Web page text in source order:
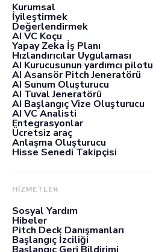
Kurumsal
İyileştirmek
Değerlendirmek
AI VC Koçu
Yapay Zeka İş Planı
Hızlandırıcılar Uygulaması
AI Kurucusunun yardımcı pilotu
AI Asansör Pitch Jeneratörü
AI Sunum Oluşturucu
AI Tuval Jeneratörü
AI Başlangıç Vize Oluşturucu
AI VC Analisti
Entegrasyonlar
Ücretsiz araç
Anlaşma Oluşturucu
Hisse Senedi Takipçisi
HİZMETLER
Sosyal Yardım
Hibeler
Pitch Deck Danışmanları
Başlangıç İzciliği